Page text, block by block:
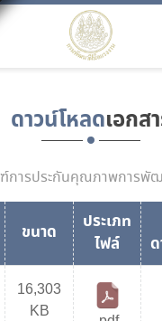
ดาวน์โหลดเอกส
การประกันคุณภาพการพั
ขนาด
ประเภท
ไฟล์
16,303
KB